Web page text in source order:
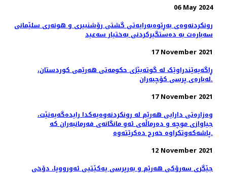
06 May 2024
رونکردنەوەی بەڕێوەبەرایەتی گشتی رۆشنبیری و هونەری سلێمانی
سەبارەت بە دەستگیرکردنی بەختیار سەعید
17 November 2021
ڕاگەیەێندراوێک لە گوتەبێژی حکومەتی ھەرێمی کوردستان،
لەبارەی پرسی کۆچبەران.
17 November 2021
وەزارەتی دارایی هەرێم لە رونکردنەوەیەکدا رایدەگەیەنێت،
جیاوازی موچە و دەرماڵەی ئەو مانگانەی فەرمانبەران کە
پاشەکەوتکراوە خەرج دەکرێتەوە.
12 November 2021
جێگری سەرۆکی هەرێم و بەرپرسی یەکێتیی ئەورووپا، دۆخى